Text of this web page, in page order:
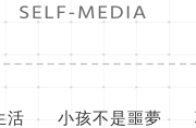
活 小孩不是噩夢